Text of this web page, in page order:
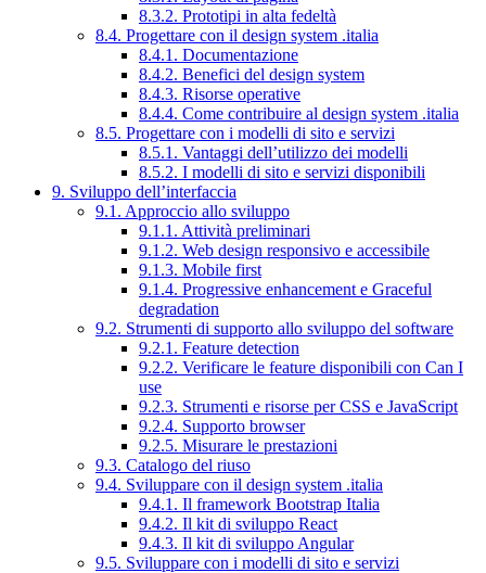
8.3.2. Prototipi in alta fedeltà
8.4. Progettare con il design system .italia
8.4.1. Documentazione
8.4.2. Benefici del design system
8.4.3. Risorse operative
8.4.4. Come contribuire al design system .italia
8.5. Progettare con i modelli di sito e servizi
8.5.1. Vantaggi dell’utilizzo dei modelli
8.5.2. I modelli di sito e servizi disponibili
9. Sviluppo dell’interfaccia
9.1. Approccio allo sviluppo
9.1.1. Attività preliminari
9.1.2. Web design responsivo e accessibile
9.1.3. Mobile first
9.1.4. Progressive enhancement e Graceful
degradation
9.2. Strumenti di supporto allo sviluppo del software
9.2.1. Feature detection
9.2.2. Verificare le feature disponibili con Can I
use
9.2.3. Strumenti e risorse per CSS e JavaScript
9.2.4. Supporto browser
9.2.5. Misurare le prestazioni
9.3. Catalogo del riuso
9.4. Sviluppare con il design system .italia
9.4.1. Il framework Bootstrap Italia
9.4.2. Il kit di sviluppo React
9.4.3. Il kit di sviluppo Angular
9.5. Sviluppare con i modelli di sito e servizi